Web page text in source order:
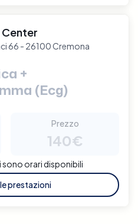
Center
66 - 26100 Cremona
+
(Ecg)
Prezzo
140€
sono orari disponibili
prestazioni